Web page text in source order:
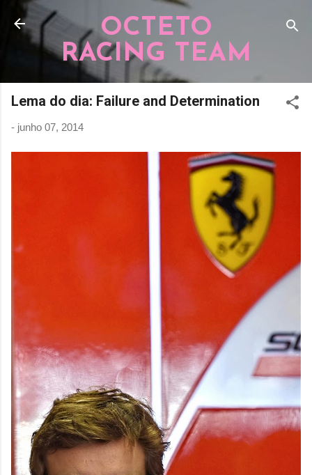
Pular para o conteúdo principal
OCTETO
RACING TEAM
Lema do dia: Failure and Determination
- junho 07, 2014